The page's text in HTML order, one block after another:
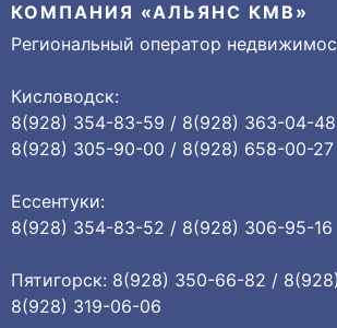
КОМПАНИЯ «АЛЬЯНС КМВ»
Региональный оператор
Кисловодск:
8(928) 354-83-59 / 8(928) 363-04-48
8(928) 305-90-00 / 8(928) 658-00-27
Ессентуки:
8(928) 354-83-52 / 8(928) 306-95-16
Пятигорск: 8(928) 350-66-82 /
8(928) 319-06-06